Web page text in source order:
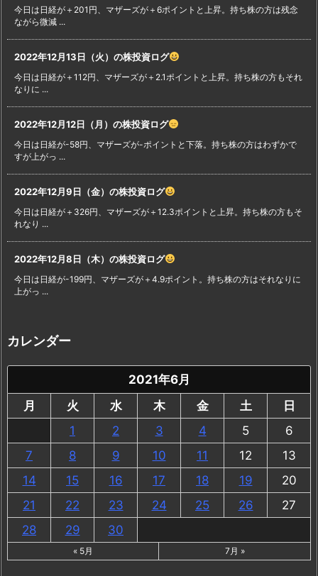
今日は日経が＋201円、マザーズが＋6ポイントと上昇。持ち株の方は残念
ながら微減 ...
2022年12月13日（火）の株投資ログ
今日は日経が＋112円、マザーズが＋2.1ポイントと上昇。持ち株の方もそれ
なりに ...
2022年12月12日（月）の株投資ログ
今日は日経が-58円、マザーズが-ポイントと下落。持ち株の方はわずかで
すが上がっ ...
2022年12月9日（金）の株投資ログ
今日は日経が＋326円、マザーズが＋12.3ポイントと上昇。持ち株の方もそ
れなり ...
2022年12月8日（木）の株投資ログ
今日は日経が-199円、マザーズが＋4.9ポイント。持ち株の方はそれなりに
上がっ ...
カレンダー
2021年6月
月
火 水 木 金 土
日
1
2 3 4 5
6
7
8 9 10 11 12
13
14
15 16 17 18 19
20
21
22 23 24 25 26
27
28
29 30
« 5月 7月 »